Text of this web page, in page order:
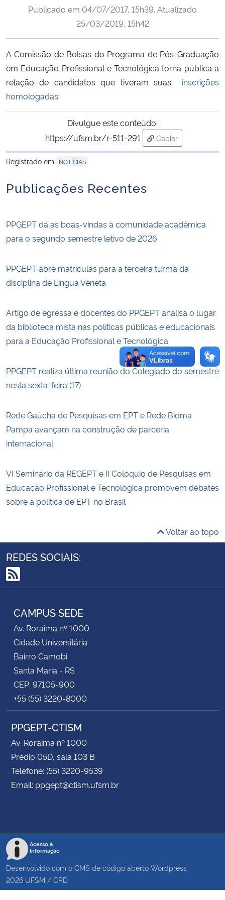
Ministério da Cidadania
Ministério da Ciência, Tecnologia, Inovações e Comunicações
Ministério do Turismo
Ministério do Desenvolvimento Regional
Controladoria-Geral da União
Ministério da Mulher, da Família e dos Direitos Humanos
Secretaria de Governo
Advocacia-Geral da União
Planalto
Publicado em 04/07/2017, 15h39. Atualizado
25/03/2019, 15h42
A Comissão de Bolsas do Programa de Pós-Graduação
em Educação Profissional e Tecnológica torna pública a
relação de candidatos que tiveram suas
inscrições
homologadas.
Divulgue este conteúdo:
https://ufsm.br/r-511-291
Copiar
para área de
Registrado em
NOTÍCIAS
Publicações Recentes
PPGEPT dá as boas-vindas à comunidade acadêmica
para o segundo semestre letivo de 2026
PPGEPT abre matrículas para a terceira turma da
disciplina de Língua Vêneta
Artigo de egressa e docentes do PPGEPT analisa o lugar
da biblioteca mista nas políticas públicas e educacionais
para a Educação Profissional e Tecnológica
PPGEPT realiza última reunião do Colegiado do semestre
nesta sexta-feira (17)
Rede Gaúcha de Pesquisas em EPT e Rede Bioma
Pampa avançam na construção de parceria
internacional
VI Seminário da REGEPT e II Colóquio de Pesquisas em
Educação Profissional e Tecnológica promovem debates
sobre a política de EPT no Brasil
Voltar ao topo
REDES SOCIAIS:
RSS
CAMPUS SEDE
Av. Roraima nº 1000
Cidade Universitária
Bairro Camobi
Santa Maria - RS
CEP: 97105-900
+55 (55) 3220-8000
PPGEPT-CTISM
Av. Roraima nº 1000
Prédio 05D, sala 103 B
Telefone: (55) 3220-9539
Email: ppgept@ctism.ufsm.br
Acesso à
Informação
Desenvolvido com o CMS de código aberto Wordpress
2026 UFSM / CPD